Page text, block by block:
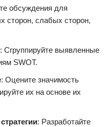
обсуждения для
сторон, слабых сторон,
: Сгруппируйте выявленные
SWOT.
: Оцените значимость
их на основе их
: Разработайте